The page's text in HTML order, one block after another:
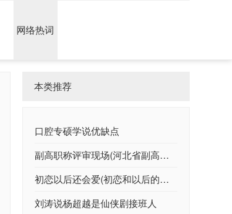
网络热词
本类推荐
口腔专硕学说优缺点
副高职称评审现场(河北省副高职称评审条件2020)
初恋以后还会爱(初恋和以后的感觉不一样)
刘涛说杨超越是仙侠剧接班人